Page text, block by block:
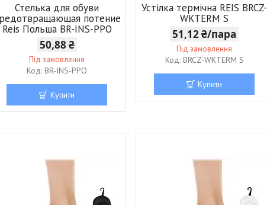
Стелька для обуви
потение
Reis Польша BR-INS-PPO
50,88 ₴
Під замовлення
BR-INS-PPO
Купити
Устілка термічна REIS BRCZ-
WKTERM S
51,12 ₴/пара
Під замовлення
BRCZ-WKTERM S
Купити